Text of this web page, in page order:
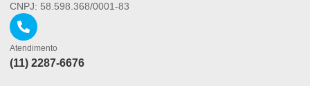
CNPJ: 58.598.368/0001-83
Atendimento
(11) 2287-6676